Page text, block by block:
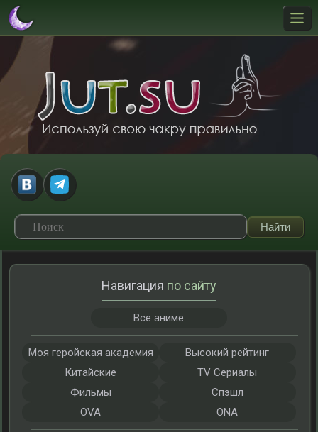
Навигация по сайту
Все аниме
Моя геройская академия
Высокий рейтинг
Китайские
TV Сериалы
Фильмы
Спэшл
OVA
ONA